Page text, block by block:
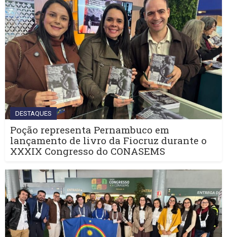
DESTAQUES
Poção representa Pernambuco em
lançamento de livro da Fiocruz durante o
XXXIX Congresso do CONASEMS